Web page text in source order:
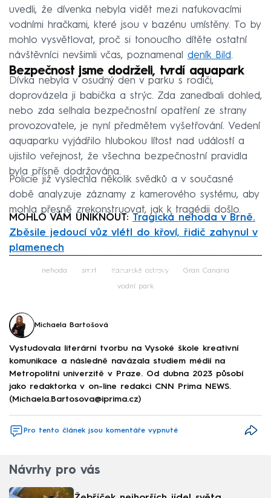
uvedli, že dívenka nebyla vidět mezi nafukovacími
vodními hračkami, které jsou v bazénu umístěny. To by
mohlo vysvětlovat, proč si tonoucího dítěte ostatní
návštěvníci nevšimli včas, poznamenal deník Bild.
Bezpečnost jsme dodrželi, tvrdí aquapark
Dívka nebyla v osudný den v parku s rodiči,
doprovázela ji babička a strýc. Zda zanedbali dohled,
nebo zda selhala bezpečnostní opatření ze strany
provozovatele, je nyní předmětem vyšetřování. Vedení
aquaparku vyjádřilo hlubokou lítost nad událostí a
ujistilo veřejnost, že všechna bezpečnostní pravidla
byla přísně dodržována.
Policie již vyslechla několik svědků a v současné
době analyzuje záznamy z kamerového systému, aby
mohla přesně zrekonstruovat, jak k tragédii došlo.
MOHLO VÁM UNIKNOUT: Tragická nehoda v Brně.
Zběsile jedoucí vůz vlétl do křoví, řidič zahynul v
plamenech
Failed to fetch
nehoda smrt Kanárské ostrovy Gran Canaria
vodní park
Michaela Bartošová
Vystudovala literární tvorbu na Vysoké škole kreativní
komunikace a následně navázala studiem médií na
Metropolitní univerzitě v Praze. Od dubna 2023 působí
jako redaktorka v on-line redakci CNN Prima NEWS.
(Michaela.Bartosova@iprima.cz)
Pro tento článek jsou komentáře vypnuté
Návrhy pro vás